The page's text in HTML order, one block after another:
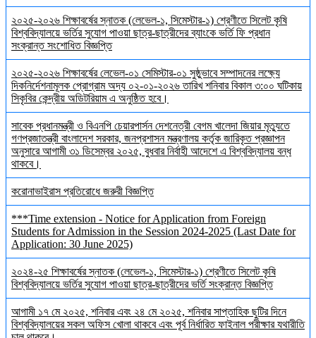
২০২৫-২০২৬ শিক্ষাবর্ষের স্নাতক (লেভেল-১, সিমেস্টার-১) শ্রেণীতে সিলেট কৃষি
বিশ্ববিদ্যালয়ে ভর্তির সুযোগ পাওয়া ছাত্র-ছাত্রীদের ব্যাংকে ভর্তি ফি প্রধান
সংক্রান্ত সংশোধিত বিজ্ঞপ্তি
২০২৫-২০২৬ শিক্ষাবর্ষের লেভেল-০১ সেমিস্টার-০১ সুষ্ঠুভাবে সম্পাদনের লক্ষ্যে
দিকনির্দেশনামূলক প্রোগ্রাম অদ্য ০২-০১-২০২৬ তারিখ শনিবার বিকাল ৩:০০ ঘটিকায়
সিকৃবির কেন্দ্রীয় অডিটরিয়াম এ অনুষ্ঠিত হবে।
সাবেক প্রধানমন্ত্রী ও বিএনপি চেয়ারপার্সন দেশনেত্রী বেগম খালেদা জিয়ার মৃত্যুতে
গণপ্রজাতন্ত্রী বাংলাদেশ সরকার, জনপ্রশাসন মন্ত্রণালয় কর্তৃক জারিকৃত প্রজ্ঞাপন
অনুসারে আগামী ৩১ ডিসেম্বর ২০২৫, বুধবার নির্বাহী আদেশে এ বিশ্ববিদ্যালয় বন্ধ
থাকবে।
করোনাভাইরাস প্রতিরোধে জরুরী বিজ্ঞপ্তি
***Time extension - Notice for Application from Foreign
Students for Admission in the Session 2024-2025 (Last Date for
Application: 30 June 2025)
২০২৪-২৫ শিক্ষাবর্ষের স্নাতক (লেভেল-১, সিমেস্টার-১) শ্রেণীতে সিলেট কৃষি
বিশ্ববিদ্যালয়ে ভর্তির সুযোগ পাওয়া ছাত্র-ছাত্রীদের ভর্তি সংক্রান্ত বিজ্ঞপ্তি
আগামী ১৭ মে ২০২৫, শনিবার এবং ২৪ মে ২০২৫, শনিবার সাপ্তাহিক ছুটির দিনে
বিশ্ববিদ্যালয়ের সকল অফিস খোলা থাকবে এবং পূর্ব নির্ধারিত ফাইনাল পরীক্ষার যথারীতি